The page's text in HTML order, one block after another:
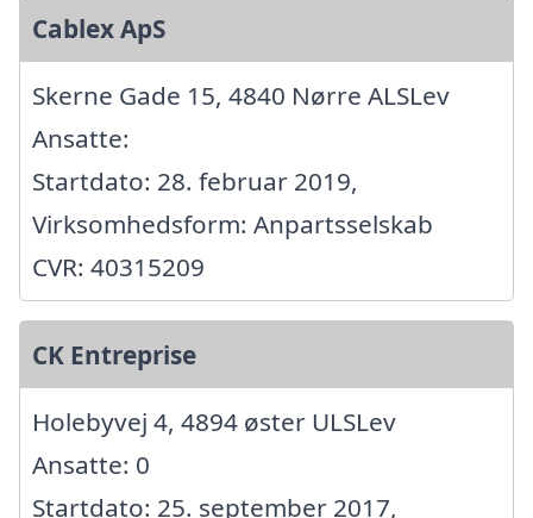
Cablex ApS
Skerne Gade 15, 4840 Nørre ALSLev
Ansatte:
Startdato: 28. februar 2019,
Virksomhedsform: Anpartsselskab
CVR: 40315209
CK Entreprise
Holebyvej 4, 4894 øster ULSLev
Ansatte: 0
Startdato: 25. september 2017,